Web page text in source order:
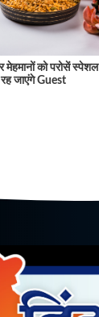
मेहमानों को परोसें स्पेशल
रह जाएंगे Guest